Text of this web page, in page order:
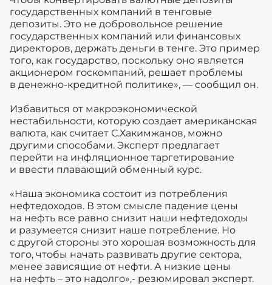
государственных компаний в тенговые
депозиты. Это не добровольное решение
государственных компаний или финансовых
директоров, держать деньги в тенге. Это пример
того, как государство, поскольку оно является
акционером госкомпаний, решает проблемы
в денежно-кредитной политике», — сообщил он.
Избавиться от макроэкономической
нестабильности, которую создает американская
валюта, как считает С.Хакимжанов, можно
другими способами. Эксперт предлагает
перейти на инфляционное таргетирование
и ввести плавающий обменный курс.
«Наша экономика состоит из потребления
нефтедоходов. В этом смысле падение цены
на нефть все равно снизит наши нефтедоходы
и разумеется снизит наше потребление. Но
с другой стороны это хорошая возможность для
того, чтобы начать развивать другие сектора,
менее зависящие от нефти. А низкие цены
на нефть – это надолго»,- резюмировал эксперт.